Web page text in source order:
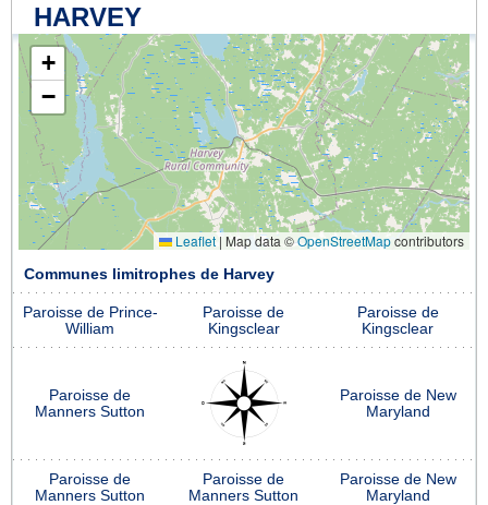
HARVEY
+
−
Leaflet | Map data ©OpenStreetMapcontributors
Communes limitrophes de Harvey
Paroisse de Prince-
William
Paroisse de
Kingsclear
Paroisse de
Kingsclear
Paroisse de
Manners Sutton
Paroisse de New
Maryland
Paroisse de
Manners Sutton
Paroisse de
Manners Sutton
Paroisse de New
Maryland